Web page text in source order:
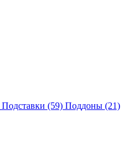
Подставки (59) Поддоны (21)